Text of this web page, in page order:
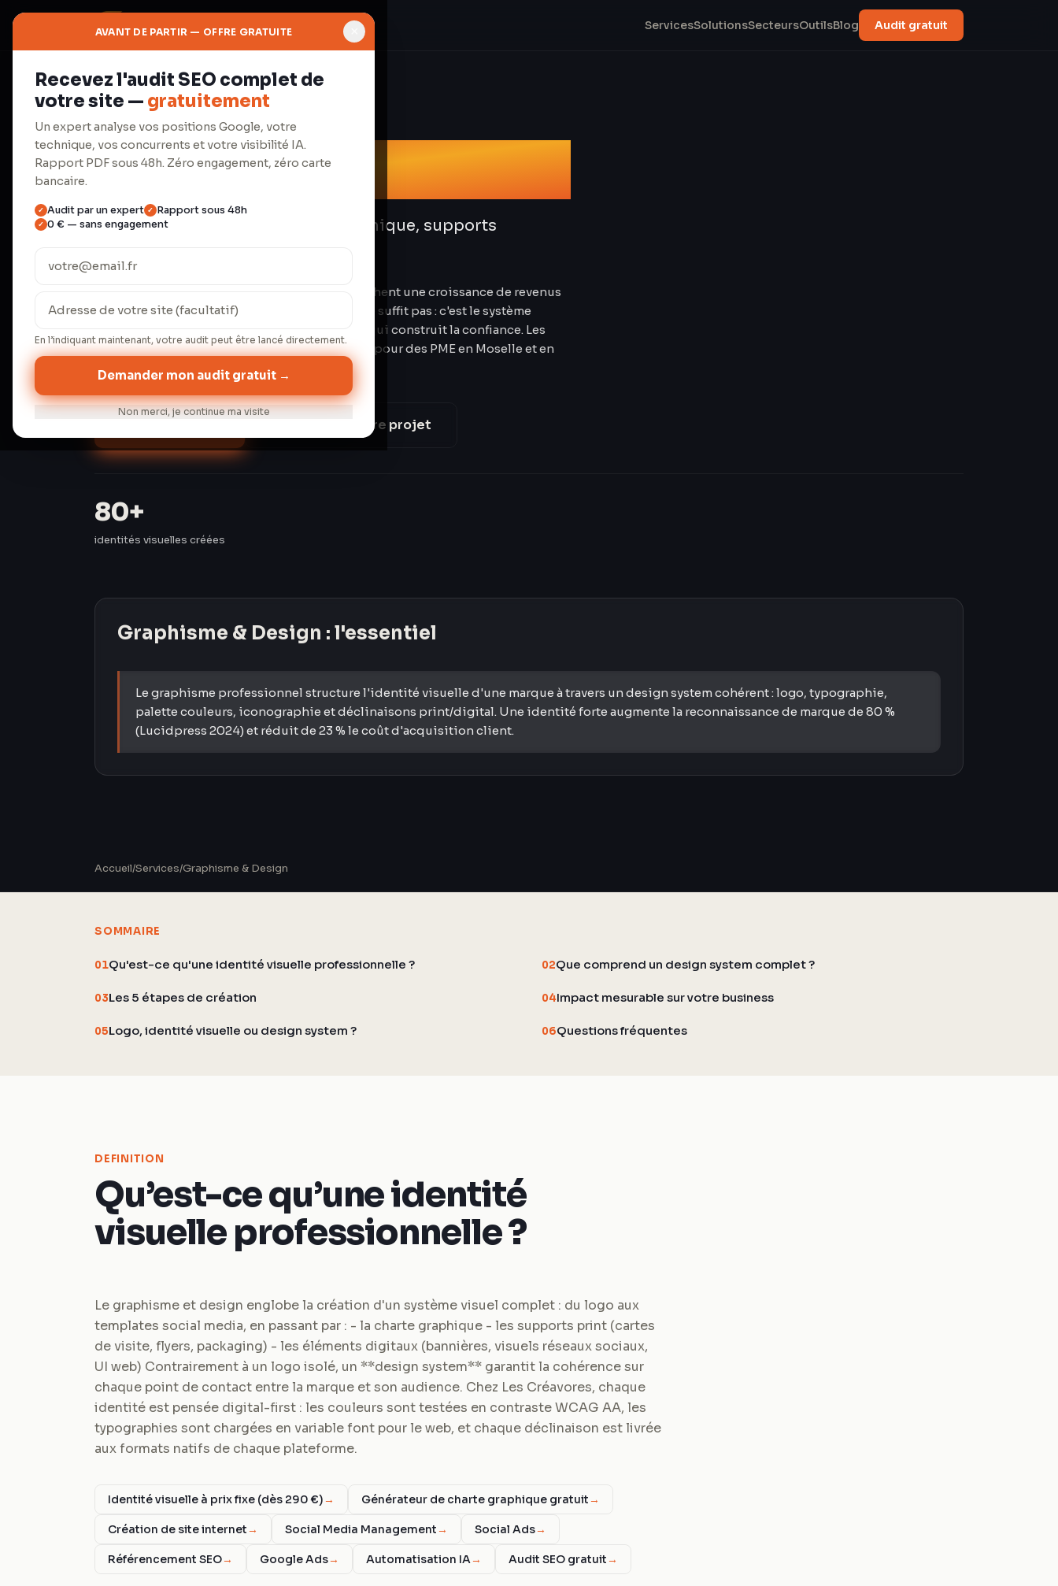
AVANT DE PARTIR — OFFRE GRATUITE
Recevez l'audit SEO complet de
votre site — gratuitement
Un expert analyse vos positions Google, votre
technique, vos concurrents et votre visibilité IA.
Rapport PDF sous 48h. Zéro engagement, zéro carte
bancaire.
✓ Audit par un expert ✓ Rapport sous 48h
✓ 0 € — sans engagement
En l’indiquant maintenant, votre audit peut être lancé directement.
Demander mon audit gratuit →
Non merci, je continue ma visite
ServicesSolutionsSecteursOutilsBlog Audit gratuit
◇ Branding
Graphisme & Design
Identité visuelle, logo, charte graphique, supports
Les marques avec un branding cohérent affichent une croissance de revenus
33 % supérieure (Marq 2024). Un logo seul ne suffit pas : c'est le système
visuel complet — du favicon à l'enseigne — qui construit la confiance. Les
Créavores ont conçu 80+ identités visuelles pour des PME en Moselle et en
France.
Discuter de votre projet
80+
identités visuelles créées
Graphisme & Design : l'essentiel
Le graphisme professionnel structure l'identité visuelle d'une marque à travers un design system cohérent : logo, typographie,
palette couleurs, iconographie et déclinaisons print/digital. Une identité forte augmente la reconnaissance de marque de 80 %
(Lucidpress 2024) et réduit de 23 % le coût d'acquisition client.
Accueil/Services/Graphisme & Design
SOMMAIRE
01Qu'est-ce qu'une identité visuelle professionnelle ? 02Que comprend un design system complet ?
03Les 5 étapes de création 04Impact mesurable sur votre business
05Logo, identité visuelle ou design system ? 06Questions fréquentes
DEFINITION
Qu’est-ce qu’une identité
visuelle professionnelle ?
Le graphisme et design englobe la création d'un système visuel complet : du logo aux
templates social media, en passant par : - la charte graphique - les supports print (cartes
de visite, flyers, packaging) - les éléments digitaux (bannières, visuels réseaux sociaux,
UI web) Contrairement à un logo isolé, un **design system** garantit la cohérence sur
chaque point de contact entre la marque et son audience. Chez Les Créavores, chaque
identité est pensée digital-first : les couleurs sont testées en contraste WCAG AA, les
typographies sont chargées en variable font pour le web, et chaque déclinaison est livrée
aux formats natifs de chaque plateforme.
Identité visuelle à prix fixe (dès 290 €)→ Générateur de charte graphique gratuit→
Création de site internet→ Social Media Management→ Social Ads→
Référencement SEO→ Google Ads→ Automatisation IA→ Audit SEO gratuit→